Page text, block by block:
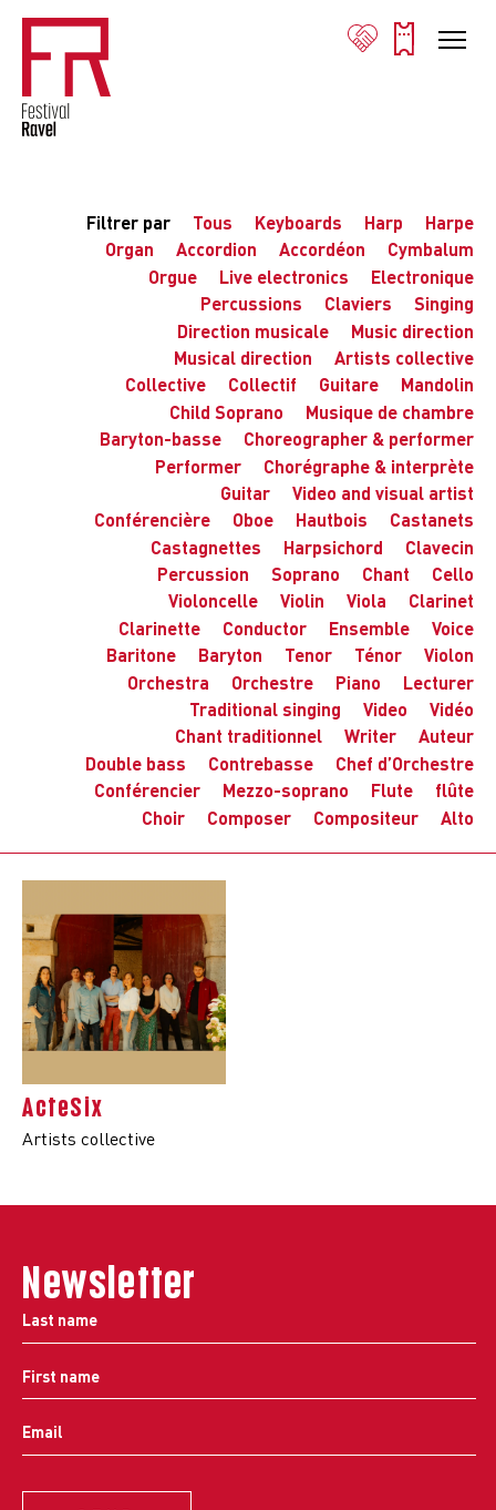
Filtrer par Tous Keyboards Harp
Harpe
Organ
Accordion Accordéon
Cymbalum
Orgue
Live electronics
Electronique
Percussions
Claviers
Singing
Direction musicale
Music direction
Musical direction
Artists collective
Collective
Collectif Guitare
Mandolin
Child Soprano
Musique de chambre
Baryton-basse
Choreographer & performer
Performer
Chorégraphe & interprète
Guitar
Video and visual artist
Conférencière
Oboe Hautbois
Castanets
Castagnettes
Harpsichord
Clavecin
Percussion
Soprano Chant
Cello
Violoncelle
Violin Viola
Clarinet
Clarinette
Conductor Ensemble
Voice
Baritone
Baryton Tenor Ténor
Violon
Orchestra
Orchestre Piano
Lecturer
Traditional singing
Video
Vidéo
Chant traditionnel
Writer
Auteur
Double bass
Contrebasse
Chef d’Orchestre
Conférencier
Mezzo-soprano Flute
flûte
Choir
Composer Compositeur Alto
ActeSix
Artists collective
Newsletter